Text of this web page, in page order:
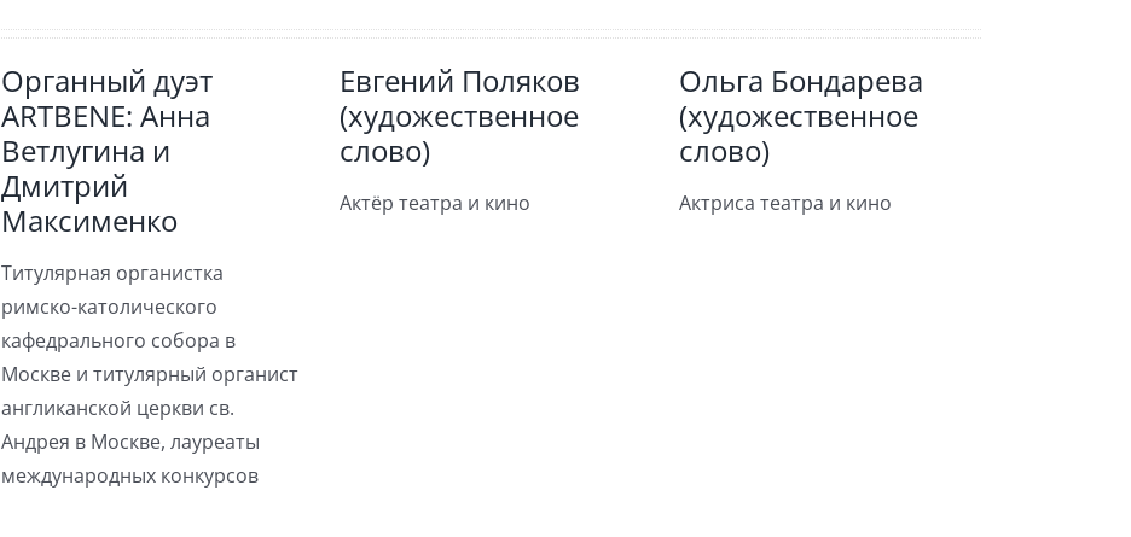
Органный дуэт
ARTBENE: Анна
Ветлугина и
Дмитрий
Максименко
Титулярная органистка
римско-католического
кафедрального собора в
Москве и титулярный органист
англиканской церкви св.
Андрея в Москве, лауреаты
международных конкурсов
Евгений Поляков
(художественное
слово)
Актёр театра и кино
Ольга Бондарева
(художественное
слово)
Актриса театра и кино